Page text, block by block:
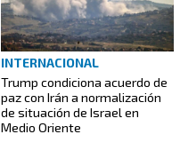
INTERNACIONAL
Trump condiciona acuerdo de
paz con Irán a normalización
de situación de Israel en
Medio Oriente